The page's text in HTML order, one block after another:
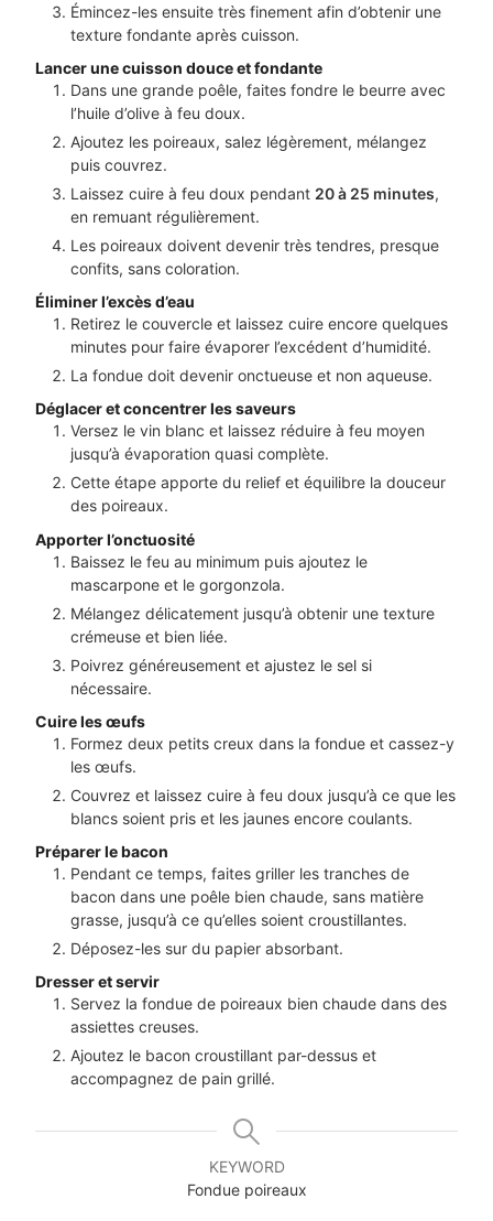
Émincez-les ensuite très finement afin d’obtenir une
texture fondante après cuisson.
Lancer une cuisson douce et fondante
Dans une grande poêle, faites fondre le beurre avec
l’huile d’olive à feu doux.
Ajoutez les poireaux, salez légèrement, mélangez
puis couvrez.
Laissez cuire à feu doux pendant 20 à 25 minutes,
en remuant régulièrement.
Les poireaux doivent devenir très tendres, presque
confits, sans coloration.
Éliminer l’excès d’eau
Retirez le couvercle et laissez cuire encore quelques
minutes pour faire évaporer l’excédent d’humidité.
La fondue doit devenir onctueuse et non aqueuse.
Déglacer et concentrer les saveurs
Versez le vin blanc et laissez réduire à feu moyen
jusqu’à évaporation quasi complète.
Cette étape apporte du relief et équilibre la douceur
des poireaux.
Apporter l’onctuosité
Baissez le feu au minimum puis ajoutez le
mascarpone et le gorgonzola.
Mélangez délicatement jusqu’à obtenir une texture
crémeuse et bien liée.
Poivrez généreusement et ajustez le sel si
nécessaire.
Cuire les œufs
Formez deux petits creux dans la fondue et cassez-y
les œufs.
Couvrez et laissez cuire à feu doux jusqu’à ce que les
blancs soient pris et les jaunes encore coulants.
Préparer le bacon
Pendant ce temps, faites griller les tranches de
bacon dans une poêle bien chaude, sans matière
grasse, jusqu’à ce qu’elles soient croustillantes.
Déposez-les sur du papier absorbant.
Dresser et servir
Servez la fondue de poireaux bien chaude dans des
assiettes creuses.
Ajoutez le bacon croustillant par-dessus et
accompagnez de pain grillé.
KEYWORD
Fondue poireaux